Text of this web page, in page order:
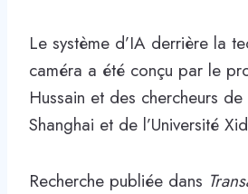
Le système d’IA derrière la
caméra a été conçu par le
Hussain et des chercheurs de
Shanghai et de l’Université
Recherche publiée dans